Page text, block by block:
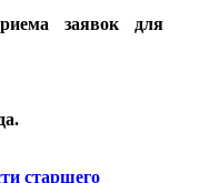
заявок для
старшего